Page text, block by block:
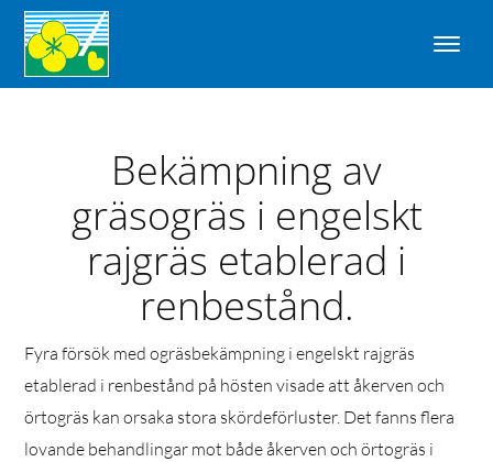
Bekämpning av
gräsogräs i engelskt
rajgräs etablerad i
renbestånd.
Fyra försök med ogräsbekämpning i engelskt rajgräs
etablerad i renbestånd på hösten visade att åkerven och
örtogräs kan orsaka stora skördeförluster. Det fanns flera
lovande behandlingar mot både åkerven och örtogräs i